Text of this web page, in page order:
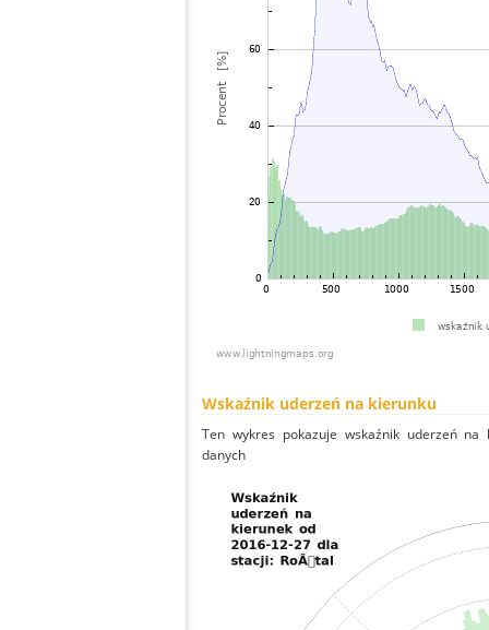
Wskaźnik uderzeń na kierunku
Ten wykres pokazuje wskaźnik uderzeń
danych